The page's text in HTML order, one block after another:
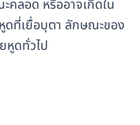
คลอด หรืออาจเกิดใน
ดที่เยื่อบุตา ลักษณะของ
หูดทั่วไป